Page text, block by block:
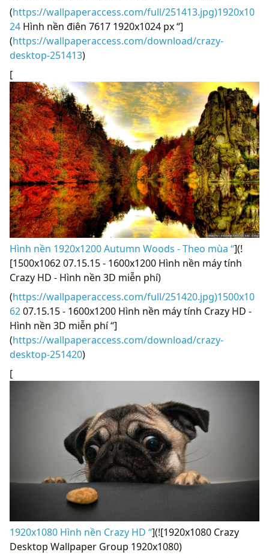
(https://wallpaperaccess.com/full/251413.jpg)1920x10
24 Hình nền điên 7617 1920x1024 px “]
(https://wallpaperaccess.com/download/crazy-
desktop-251413)
[
Hình nền 1920x1200 Autumn Woods - Theo mùa “](!
[1500x1062 07.15.15 - 1600x1200 Hình nền máy tính
Crazy HD - Hình nền 3D miễn phí)
(https://wallpaperaccess.com/full/251420.jpg)1500x10
6207.15.15 - 1600x1200 Hình nền máy tính Crazy HD -
Hình nền 3D miễn phí “]
(https://wallpaperaccess.com/download/crazy-
desktop-251420)
[
1920x1080 Hình nền Crazy HD “](![1920x1080 Crazy
Desktop Wallpaper Group 1920x1080)